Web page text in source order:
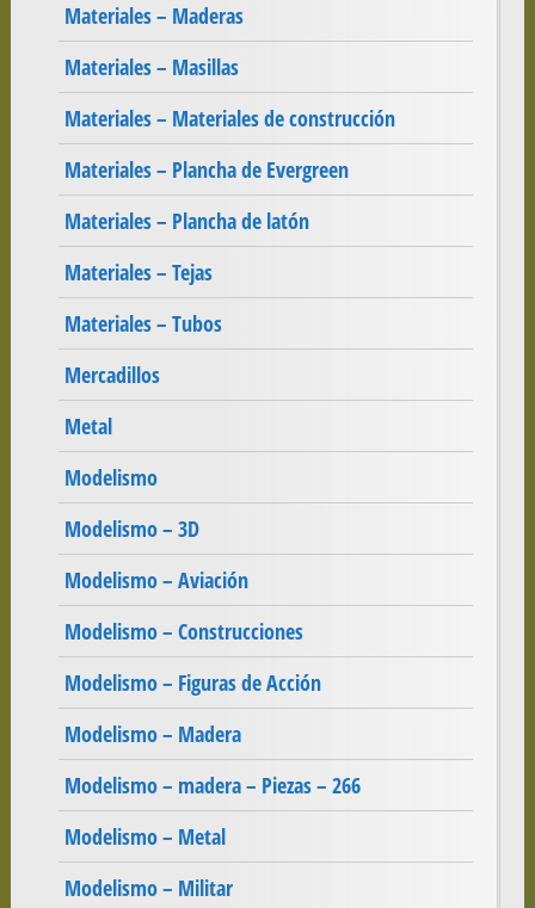
Materiales – Maderas
Materiales – Masillas
Materiales – Materiales de construcción
Materiales – Plancha de Evergreen
Materiales – Plancha de latón
Materiales – Tejas
Materiales – Tubos
Mercadillos
Metal
Modelismo
Modelismo – 3D
Modelismo – Aviación
Modelismo – Construcciones
Modelismo – Figuras de Acción
Modelismo – Madera
Modelismo – madera – Piezas – 266
Modelismo – Metal
Modelismo – Militar